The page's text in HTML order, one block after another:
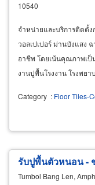
10540
จำหน่ายและบริการติดตั้ง
วอลเปเปอร์ ม่านบังแสง
อาชีพ โดยเน้นคุณภาพเป็
งานปูพื้นโรงงาน โรงพย
Category : Floor Tiles-
รับปูพื้นตัวหนอน -
Tumbol Bang Len,